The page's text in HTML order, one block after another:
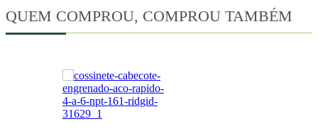
QUEM COMPROU, COMPROU TAMBÉM